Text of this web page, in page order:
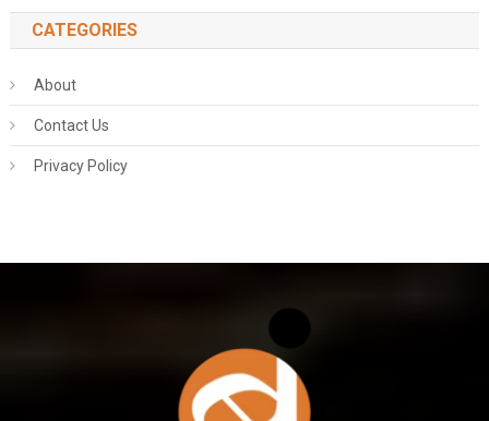
CATEGORIES
About
Contact Us
Privacy Policy